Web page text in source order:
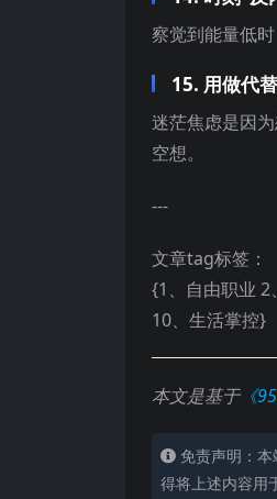
察觉到能量低
15. 用做代
迷茫焦虑是因
空想。
---
文章tag标签：
{1、自由职业 2
10、生活掌控}
本文是基于《
免责声明：
得将上述内容用